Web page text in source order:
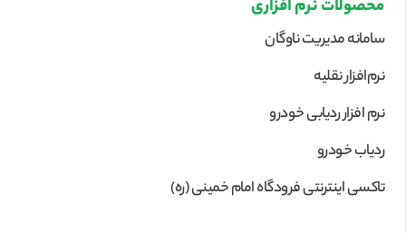
محصولات نرم افزاری
سامانه مدیریت ناوگان
نرم‌افزار نقلیه
نرم افزار ردیابی خودرو
ردیاب خودرو
تاکسی اینترنتی فرودگاه امام خمینی (ره)